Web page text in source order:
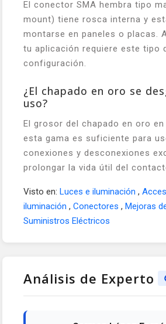
El conector SMA hembra tipo
mount) tiene rosca interna y
montarse en paneles o placas.
tu aplicación requiere este tipo
configuración.
¿El chapado en oro se
uso?
El grosor del chapado en oro
esta gama es suficiente para
conexiones y desconexiones
prolongar la vida útil del
Visto en: Luces e iluminación ,
iluminación , Conectores , Mejoras
Suministros Eléctricos
Análisis de Experto